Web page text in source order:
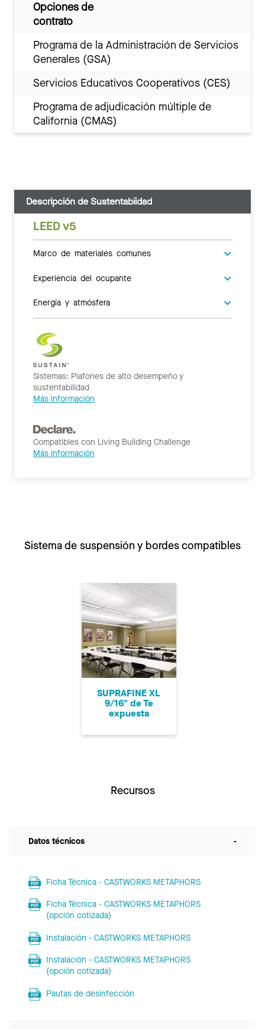
Opciones de
contrato
Programa de la Administración de Servicios
Generales (GSA)
Servicios Educativos Cooperativos (CES)
Programa de adjudicación múltiple de
California (CMAS)
Descripción de Sustentabiidad
LEED v5
Marco de materiales comunes
Experiencia del ocupante
Energía y atmósfera
Sistemas: Plafones de alto desempeño y
sustentabilidad
Más información
Compatibles con Living Building Challenge
Más información
Sistema de suspensión y bordes compatibles
SUPRAFINE XL
9/16" de Te
expuesta
Recursos
Datos técnicos -
Ficha Técnica - CASTWORKS METAPHORS
Ficha Técnica - CASTWORKS METAPHORS
(opción cotizada)
Instalación - CASTWORKS METAPHORS
Instalación - CASTWORKS METAPHORS
(opción cotizada)
Pautas de desinfección